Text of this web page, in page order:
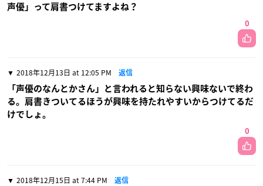
声優」って肩書つけてますよね？
0
2018年12月13日 at 12:05 PM 返信
「声優のなんとかさん」と言われると知らない興味ないで終わ
る。肩書きついてるほうが興味を持たれやすいからつけてるだ
けでしょ。
0
2018年12月15日 at 7:44 PM 返信